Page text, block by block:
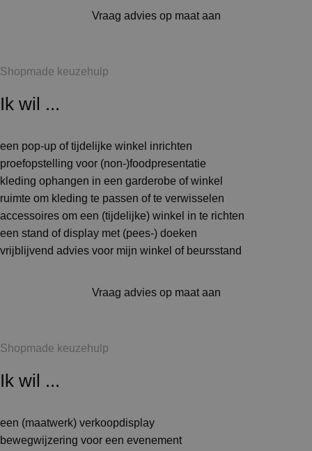
Vraag advies op maat aan
Shopmade keuzehulp
Ik wil ...
een pop-up of tijdelijke winkel inrichten
proefopstelling voor (non-)foodpresentatie
kleding ophangen in een garderobe of winkel
ruimte om kleding te passen of te verwisselen
accessoires om een (tijdelijke) winkel in te richten
een stand of display met (pees-) doeken
vrijblijvend advies voor mijn winkel of beursstand
Vraag advies op maat aan
Shopmade keuzehulp
Ik wil ...
een (maatwerk) verkoopdisplay
bewegwijzering voor een evenement